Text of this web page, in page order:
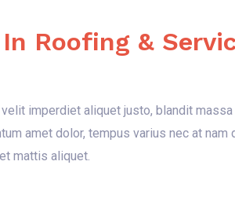
Roofing &
imperdiet aliquet justo, blandit
amet dolor, tempus varius nec at
mattis aliquet.